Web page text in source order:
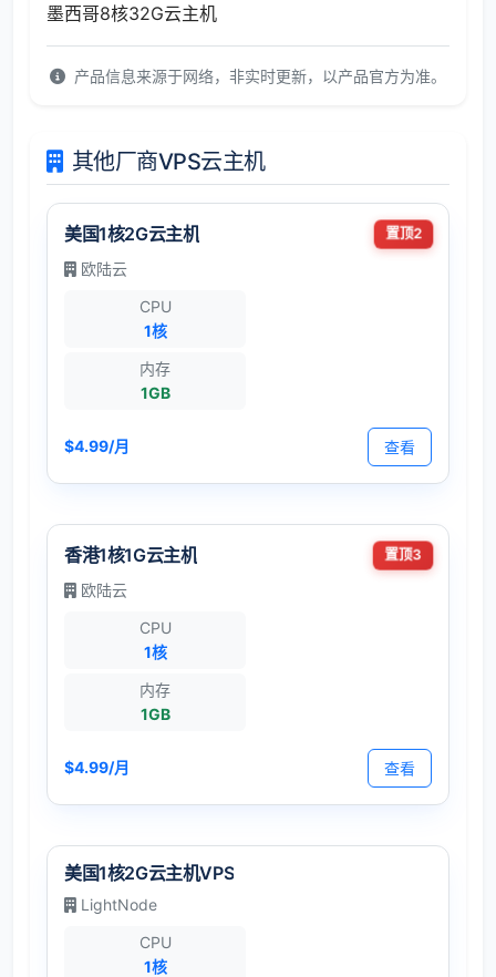
墨西哥8核32G云主机
产品信息来源于网络，非实时更新，以产品官方为准。
其他厂商VPS云主机
美国1核2G云主机 置顶2
欧陆云
CPU
1核
内存
1GB
$4.99/月 查看
香港1核1G云主机 置顶3
欧陆云
CPU
1核
内存
1GB
$4.99/月 查看
美国1核2G云主机VPS
LightNode
CPU
1核